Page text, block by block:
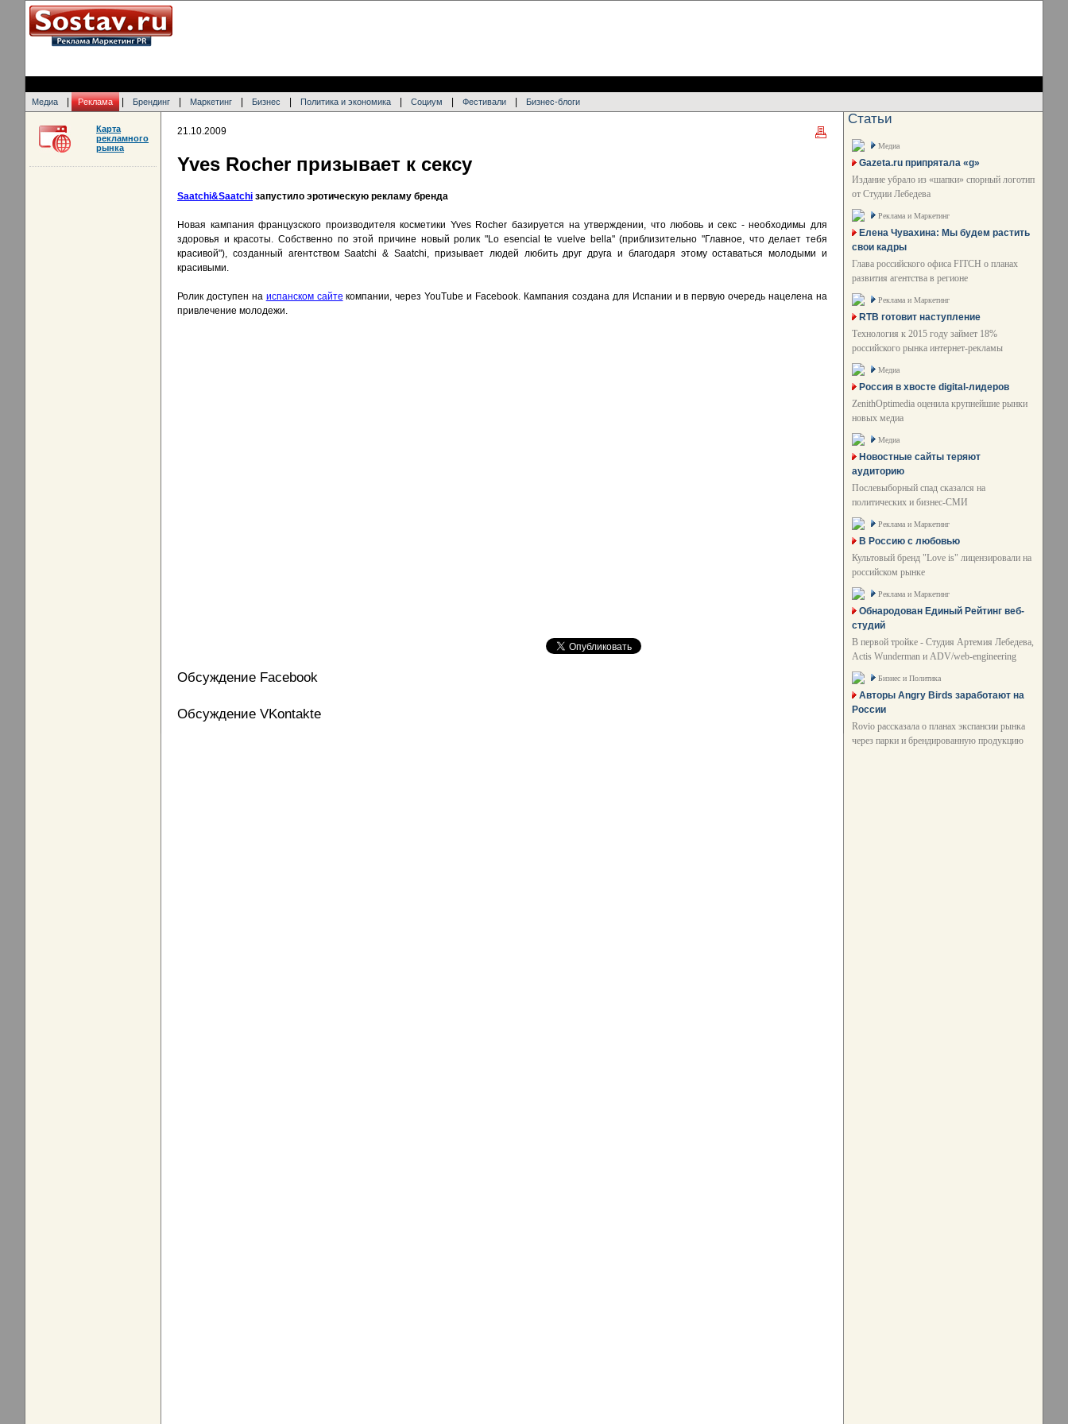
Медиа Реклама Брендинг Маркетинг Бизнес Политика и экономика Социум Фестивали Бизнес-блоги
21.10.2009
Yves Rocher призывает к сексу
Saatchi&Saatchi запустило эротическую рекламу бренда
Новая кампания французского производителя косметики Yves Rocher базируется на утверждении, что любовь и секс - необходимы для
здоровья и красоты. Собственно по этой причине новый ролик "Lo esencial te vuelve bella" (приблизительно "Главное, что делает тебя
красивой"), созданный агентством Saatchi & Saatchi, призывает людей любить друг друга и благодаря этому оставаться молодыми и
красивыми.
Ролик доступен на испанском сайте компании, через YouTube и Facebook. Кампания создана для Испании и в первую очередь нацелена на
привлечение молодежи.
Обсуждение Facebook
Обсуждение VKontakte
Карта
рекламного
рынка
Статьи
Медиа
Gazeta.ru припрятала «g»
Издание убрало из «шапки» спорный логотип
от Студии Лебедева
Реклама и Маркетинг
Елена Чувахина: Мы будем растить
свои кадры
Глава российского офиса FITCH о планах
развития агентства в регионе
Реклама и Маркетинг
RTB готовит наступление
Технология к 2015 году займет 18%
российского рынка интернет-рекламы
Медиа
Россия в хвосте digital-лидеров
ZenithOptimedia оценила крупнейшие рынки
новых медиа
Медиа
Новостные сайты теряют
аудиторию
Послевыборный спад сказался на
политических и бизнес-СМИ
Реклама и Маркетинг
В Россию с любовью
Культовый бренд "Love is" лицензировали на
российском рынке
Реклама и Маркетинг
Обнародован Единый Рейтинг веб-
студий
В первой тройке - Студия Артемия Лебедева,
Actis Wunderman и ADV/web-engineering
Бизнес и Политика
Авторы Angry Birds заработают на
России
Rovio рассказала о планах экспансии рынка
через парки и брендированную продукцию